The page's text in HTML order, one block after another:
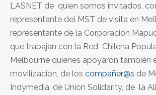
LASNET de quien somos invitados,
representante del MST de visita en
representante de la Corporación
que trabajan con la Red Chilena
Melbourne quienes apoyaron también
movilización, de los compañer@s de
Indymedia, de Union Solidarity, de la